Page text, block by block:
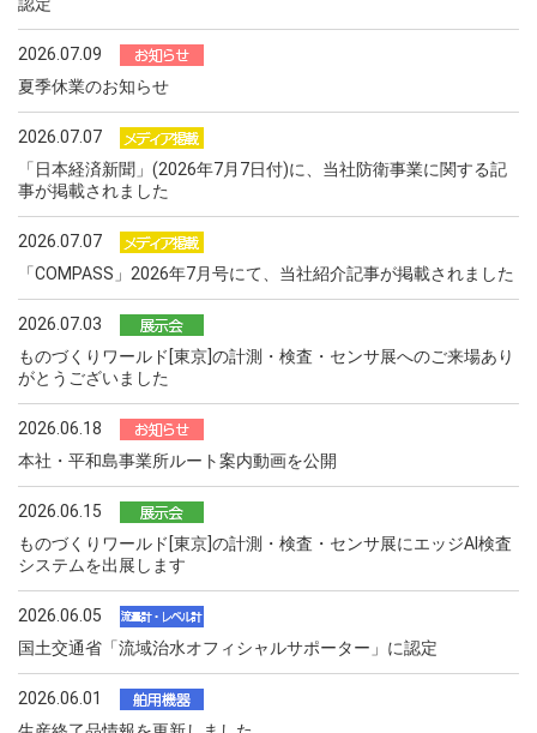
2026.07.09
夏季休業のお知らせ
2026.07.07
「日本経済新聞」(2026年7月7日付)に、当社防衛事業に関する記
事が掲載されました
2026.07.07
「COMPASS」2026年7月号にて、当社紹介記事が掲載されました
2026.07.03
ものづくりワールド[東京]の計測・検査・センサ展へのご来場あり
がとうございました
2026.06.18
本社・平和島事業所ルート案内動画を公開
2026.06.15
ものづくりワールド[東京]の計測・検査・センサ展にエッジAI検査
システムを出展します
2026.06.05
国土交通省「流域治水オフィシャルサポーター」に認定
2026.06.01